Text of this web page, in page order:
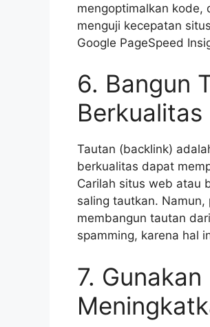
mengoptimalkan kode,
menguji kecepatan
Google PageSpeed
6. Bangun
Berkualitas
Tautan (backlink)
berkualitas dapat
Carilah situs web atau
saling tautkan.
membangun tautan
spamming, karena hal
7.